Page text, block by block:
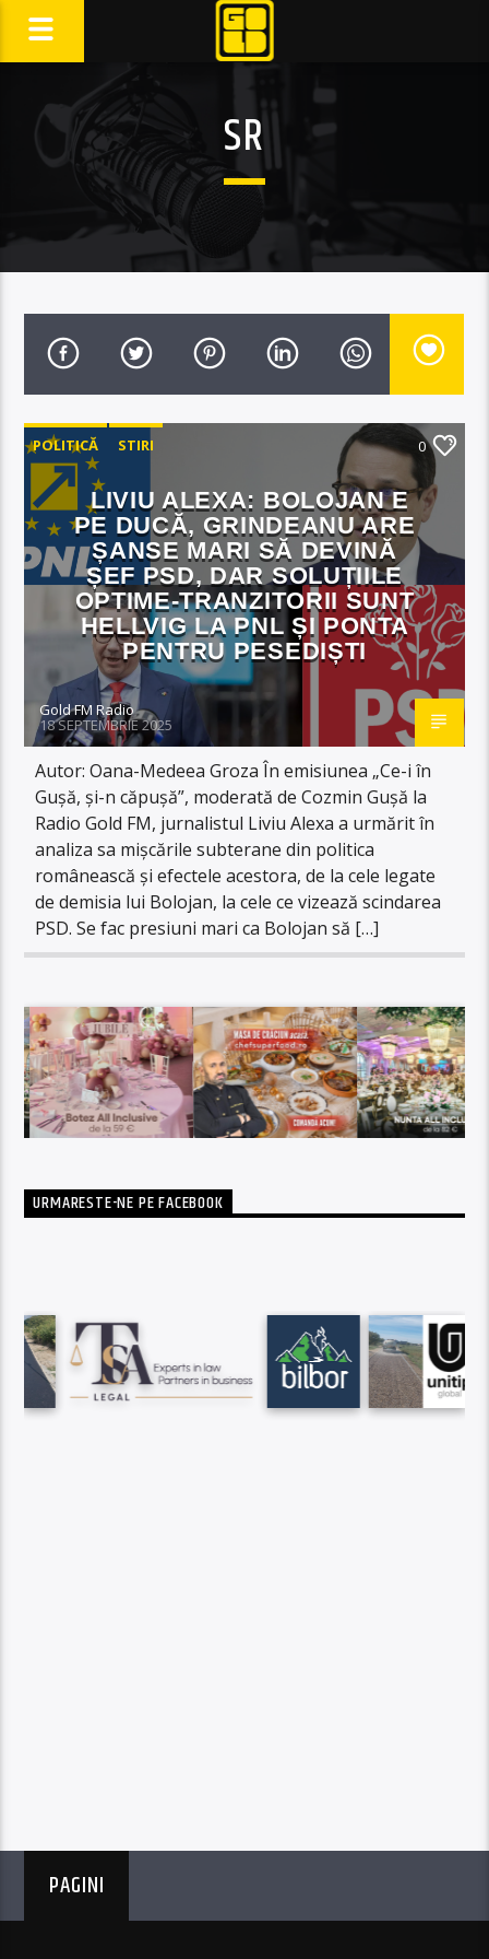
SR
POLITICĂ STIRI 0
LIVIU ALEXA: BOLOJAN E
PE DUCĂ, GRINDEANU ARE
ȘANSE MARI SĂ DEVINĂ
ȘEF PSD, DAR SOLUȚIILE
OPTIME-TRANZITORII SUNT
HELLVIG LA PNL ȘI PONTA
PENTRU PESEDIȘTI
Gold FM Radio
18 SEPTEMBRIE 2025
Autor: Oana-Medeea Groza În emisiunea „Ce-i în
Gușă, și-n căpușă”, moderată de Cozmin Gușă la
Radio Gold FM, jurnalistul Liviu Alexa a urmărit în
analiza sa mișcările subterane din politica
românească și efectele acestora, de la cele legate
de demisia lui Bolojan, la cele ce vizează scindarea
PSD. Se fac presiuni mari ca Bolojan să […]
URMARESTE-NE PE FACEBOOK
PAGINI